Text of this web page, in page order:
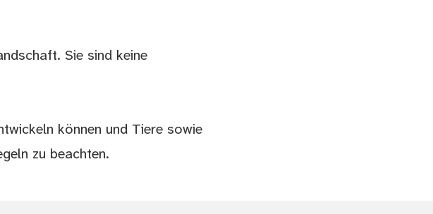
Sie sind keine
können und Tiere sowie
zu beachten.